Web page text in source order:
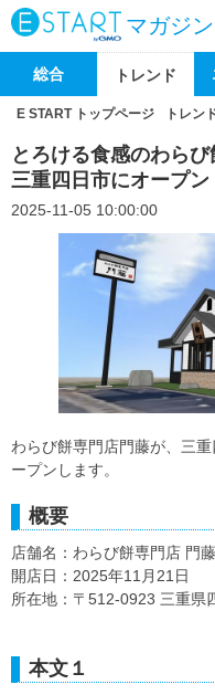
マガジン
総合 トレンド
E START トップページ トレン
とろける食感のわら
三重四日市にオープン
2025-11-05 10:00:00
わらび餅専門店門藤が、三
ープンします。
概要
店舗名：わらび餅専門店 門
開店日：2025年11月21日
所在地：〒512-0923 三重県
本文１